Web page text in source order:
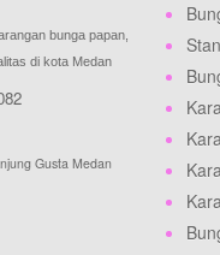
bunga papan,
di kota Medan
Gusta Medan